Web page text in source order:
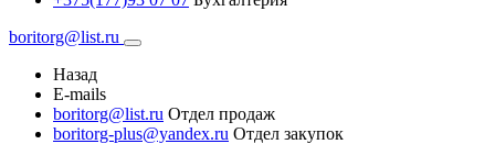
boritorg@list.ru
Назад
E-mails
boritorg@list.ru Отдел продаж
boritorg-plus@yandex.ru Отдел закупок